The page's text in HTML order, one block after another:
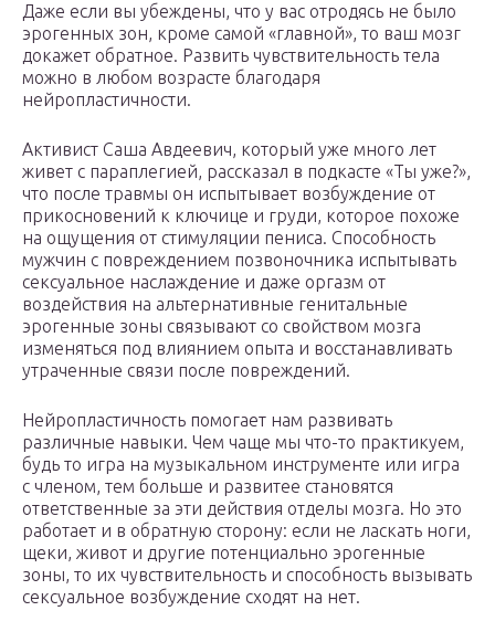
Даже если вы убеждены, что у вас отродясь не было
эрогенных зон, кроме самой «главной», то ваш мозг
докажет обратное. Развить чувствительность тела
можно в любом возрасте благодаря
нейропластичности.
Активист Саша Авдеевич, который уже много лет
живет с параплегией, рассказал в подкасте «Ты уже?»,
что после травмы он испытывает возбуждение от
прикосновений к ключице и груди, которое похоже
на ощущения от стимуляции пениса. Способность
мужчин с повреждением позвоночника испытывать
сексуальное наслаждение и даже оргазм от
воздействия на альтернативные генитальные
эрогенные зоны связывают со свойством мозга
изменяться под влиянием опыта и восстанавливать
утраченные связи после повреждений.
Нейропластичность помогает нам развивать
различные навыки. Чем чаще мы что-то практикуем,
будь то игра на музыкальном инструменте или игра
с членом, тем больше и развитее становятся
ответственные за эти действия отделы мозга. Но это
работает и в обратную сторону: если не ласкать ноги,
щеки, живот и другие потенциально эрогенные
зоны, то их чувствительность и способность вызывать
сексуальное возбуждение сходят на нет.